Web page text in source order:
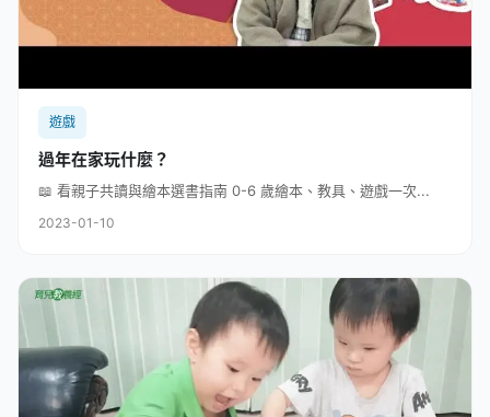
遊戲
過年在家玩什麼？
📖 看親子共讀與繪本選書指南 0-6 歲繪本、教具、遊戲一次...
2023-01-10